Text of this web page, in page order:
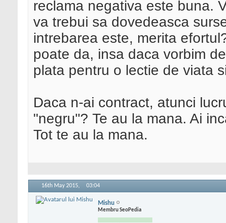
reclama negativa este buna.
va trebui sa dovedeasca
intrebarea este, merita
poate da, insa daca vorbim
plata pentru o lectie de viata
Daca n-ai contract, atunci
"negru"? Te au la mana. Ai
Tot te au la mana.
16th May 2015, 03:04
Mishu
Membru SeoPedia